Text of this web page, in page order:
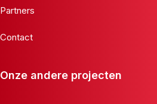
Partners
Contact
Onze andere projecten